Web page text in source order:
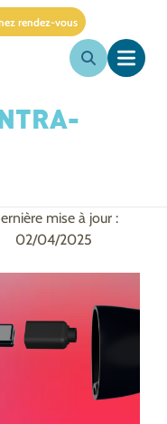
rendez-vous
mise à jour :
02/04/2025